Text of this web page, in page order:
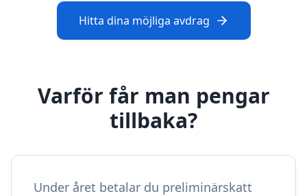
Hitta dina möjliga avdrag
Varför får man pengar
tillbaka?
Under året betalar du preliminärskatt